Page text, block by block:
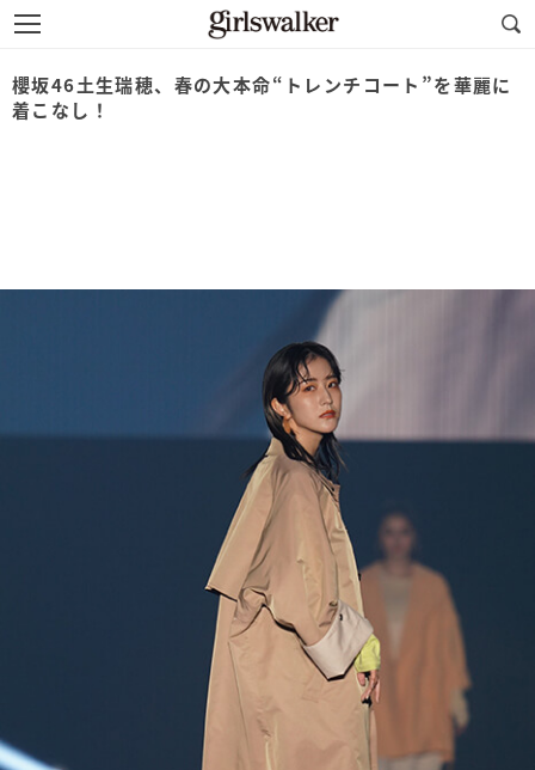
櫻坂46土生瑞穂、春の大本命“トレンチコート”を華麗に
着こなし！